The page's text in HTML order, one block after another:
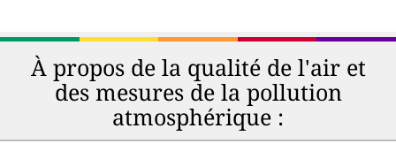
À propos de la qualité de l'air et
des mesures de la pollution
atmosphérique :